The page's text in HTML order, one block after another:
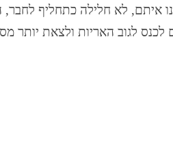
איתם, לא חלילה כתחליף
לגוב האריות ולצאת יותר